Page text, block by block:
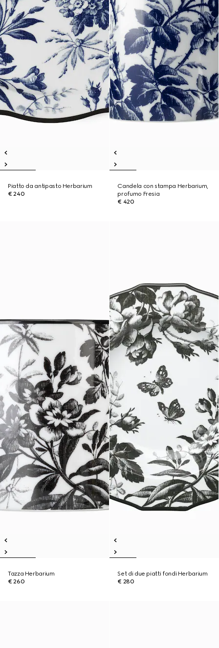
Piatto da antipasto Herbarium
€ 240
Candela con stampa Herbarium,
profumo Fresia
€ 420
Tazza Herbarium
€ 260
Set di due piatti fondi Herbarium
€ 280